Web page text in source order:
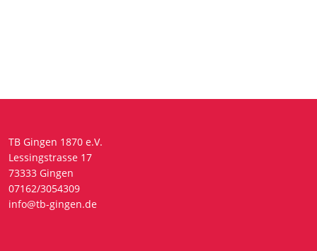
TB Gingen 1870 e.V.
Lessingstrasse 17
73333 Gingen
07162/3054309
info@tb-gingen.de